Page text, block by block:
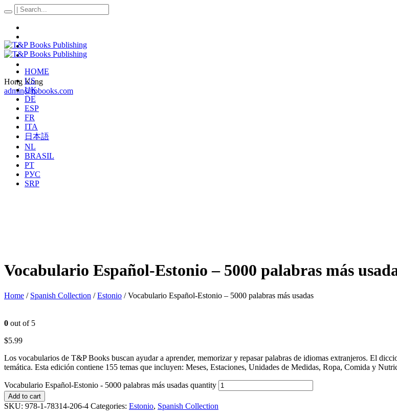
Hong Kong
admin@tpbooks.com
HOME
US
UK
DE
ESP
FR
ITA
日本語
NL
BRASIL
PT
РУС
SRP
Vocabulario Español-Estonio – 5000 palabras más
Home / Spanish Collection /Estonio / Vocabulario Español-Estonio – 5000 palabras más usadas
0 out of 5
$5.99
Los vocabularios de T&P Books buscan ayudar a aprender, memorizar y repasar palabras de idiomas extranjeros. El
temática. Esta edición contiene 155 temas que incluyen: Meses, Estaciones, Unidades de Medidas, Ropa, Comida y
Vocabulario Español-Estonio - 5000 palabras más usadas quantity
Add to cart
SKU: 978-1-78314-206-4 Categories: Estonio, Spanish Collection